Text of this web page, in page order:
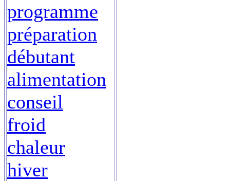
programme
préparation
débutant
alimentation
conseil
froid
chaleur
hiver